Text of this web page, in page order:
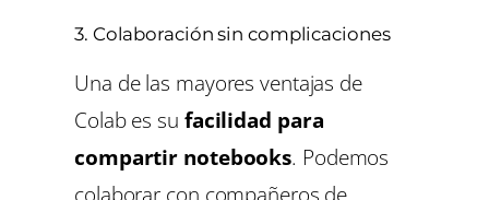
3. Colaboración sin complicaciones
Una de las mayores ventajas de
Colab es su facilidad para
compartir notebooks. Podemos